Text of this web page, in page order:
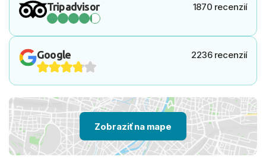
Tripadvisor 1870 recenzií
Google 2236 recenzií
Zobraziť na mape